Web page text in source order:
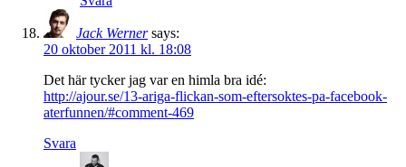
Jack Werner says:
20 oktober 2011 kl. 18:08
Det här tycker jag var en himla bra idé:
http://ajour.se/13-ariga-flickan-som-eftersoktes-pa-facebook-
aterfunnen/#comment-469
Svara